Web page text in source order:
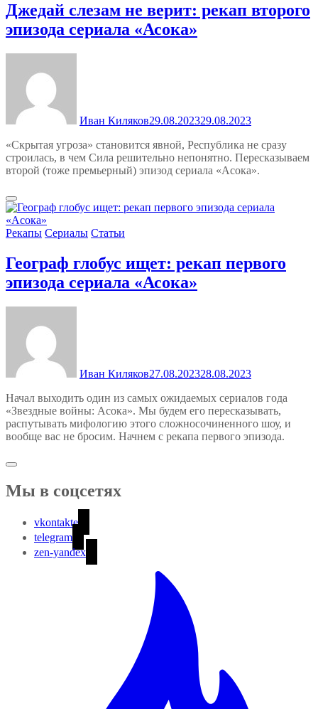
Джедай слезам не верит: рекап второго
эпизода сериала «Асока»
Иван Киляков29.08.202329.08.2023
«Скрытая угроза» становится явной, Республика не сразу
строилась, в чем Сила решительно непонятно. Пересказываем
второй (тоже премьерный) эпизод сериала «Асока».
Рекапы Сериалы Статьи
Географ глобус ищет: рекап первого
эпизода сериала «Асока»
Иван Киляков27.08.202328.08.2023
Начал выходить один из самых ожидаемых сериалов года
«Звездные войны: Асока». Мы будем его пересказывать,
распутывать мифологию этого сложносочиненного шоу, и
вообще вас не бросим. Начнем с рекапа первого эпизода.
Мы в соцсетях
vkontakte
telegram
zen-yandex